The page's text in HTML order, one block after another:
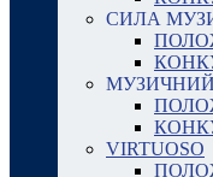
СИЛА
МУЗИЧНИЙ
VIRTUOSO